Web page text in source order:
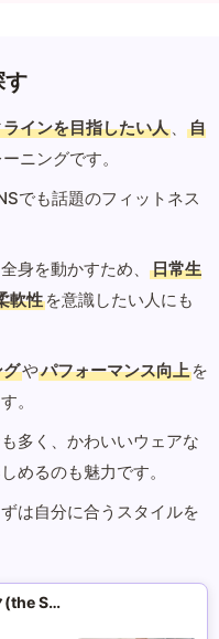
す
インを目指したい人 、
自
ニングです。
でも話題のフィットネス
身を動かすため、
日常生
軟性 を意識したい人にも
やパフォーマンス向上 を
。
多く、かわいいウェアな
めるのも魅力です。
は自分に合うスタイルを
マシンピラティススタジオ ザ･シルク(the SILK)